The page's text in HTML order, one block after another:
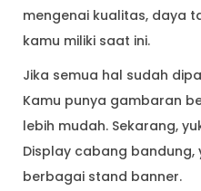
mengenai kualitas, daya
kamu miliki saat ini.
Jika semua hal sudah
Kamu punya gambaran
lebih mudah. Sekarang,
Display cabang
berbagai stand banner.